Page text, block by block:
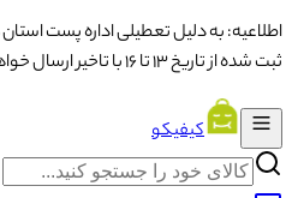
اطلاعیه: به دلیل تعطیلی اداره پست
ثبت شده از تاریخ ۱۳ تا ۱۶ با تاخیر ارسال خواهند شد.
کیفیکو